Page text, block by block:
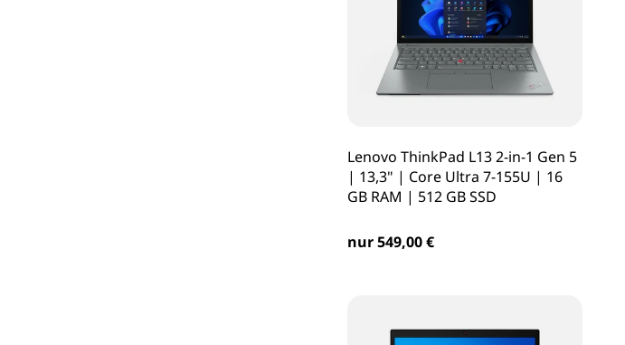
Lenovo ThinkPad L13 2-in-1 Gen 5
| 13,3" | Core Ultra 7-155U | 16
GB RAM | 512 GB SSD
nur 549,00 €